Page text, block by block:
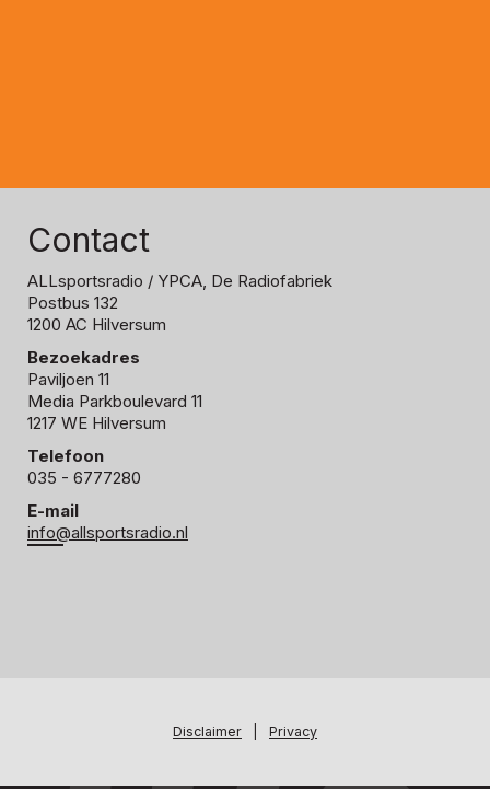
Contact
ALLsportsradio / YPCA, De Radiofabriek
Postbus 132
1200 AC Hilversum
Bezoekadres
Paviljoen 11
Media Parkboulevard 11
1217 WE Hilversum
Telefoon
035 - 6777280
E-mail
info@allsportsradio.nl
Disclaimer Privacy